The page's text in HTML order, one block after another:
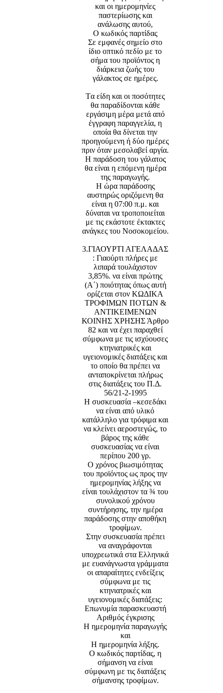
και οι ημερομηνίες
παστερίωσης και
ανάλωσης αυτού,
Ο κωδικός παρτίδας
Σε εμφανές σημείο στο
ίδιο οπτικό πεδίο με το
σήμα του προϊόντος η
διάρκεια ζωής του
γάλακτος σε ημέρες.
Tα είδη και οι ποσότητες
θα παραδίδονται κάθε
εργάσιμη μέρα μετά από
έγγραφη παραγγελία, η
οποία θα δίνεται την
προηγούμενη ή δύο ημέρες
πριν όταν μεσολαβεί αργία.
Η παράδοση του γάλατος
θα είναι η επόμενη ημέρα
της παραγωγής.
Η ώρα παράδοσης
αυστηρώς οριζόμενη θα
είναι η 07:00 π.μ. και
δύναται να τροποποιείται
με τις εκάστοτε έκτακτες
ανάγκες του Νοσοκομείου.
3.ΓΙΑΟΥΡΤΙ ΑΓΕΛΑΔΑΣ
: Γιαούρτι πλήρες με
λιπαρά τουλάχιστον
3,85%. να είναι πρώτης
(Α΄) ποιότητας όπως αυτή
ορίζεται στον ΚΩΔΙΚΑ
ΤΡΟΦΙΜΩΝ ΠΟΤΩΝ &
ΑΝΤΙΚΕΙΜΕΝΩΝ
ΚΟΙΝΗΣ ΧΡΗΣΗΣ Άρθρο
82 και να έχει παραχθεί
σύμφωνα με τις ισχύουσες
κτηνιατρικές και
υγειονομικές διατάξεις και
το οποίο θα πρέπει να
ανταποκρίνεται πλήρως
στις διατάξεις του Π.Δ.
56/21-2-1995
Η συσκευασία –κεσεδάκι
να είναι από υλικό
κατάλληλο για τρόφιμα και
να κλείνει αεροστεγώς, το
βάρος της κάθε
συσκευασίας να είναι
περίπου 200 γρ.
Ο χρόνος βιωσιμότητας
του προϊόντος ως προς την
ημερομηνίας λήξης να
είναι τουλάχιστον τα ¾ του
συνολικού χρόνου
συντήρησης, την ημέρα
παράδοσης στην αποθήκη
τροφίμων.
Στην συσκευασία πρέπει
να αναγράφονται
υποχρεωτικά στα Ελληνικά
με ευανάγνωστα γράμματα
οι απαραίτητες ενδείξεις
σύμφωνα με τις
κτηνιατρικές και
υγειονομικές διατάξεις:
Επωνυμία παρασκευαστή
Αριθμός έγκρισης
Η ημερομηνία παραγωγής
και
Η ημερομηνία λήξης.
Ο κωδικός παρτίδας, η
σήμανση να είναι
σύμφωνη με τις διατάξεις
σήμανσης τροφίμων.